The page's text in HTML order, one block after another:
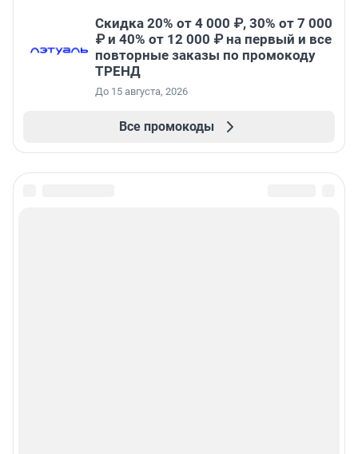
Скидка 20% от 4 000 ₽, 30% от 7 000
₽ и 40% от 12 000 ₽ на первый и все
повторные заказы по промокоду
ТРЕНД
До 15 августа, 2026
Все промокоды